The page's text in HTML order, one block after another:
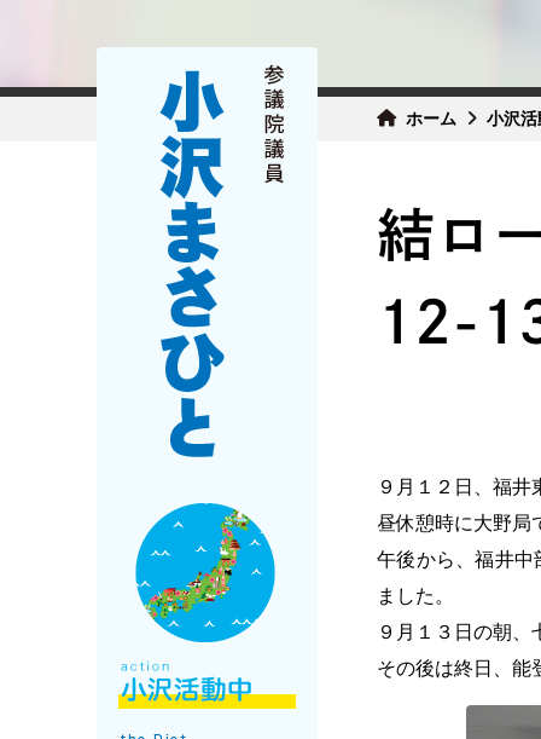
ホーム 小沢
結ロ
12-
９月１２日、福
昼休憩時に大野局
午後から、福井
ました。
９月１３日の朝
その後は終日、能